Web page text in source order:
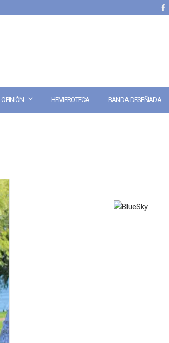
OPINIÓN HEMEROTECA BANDA DESEÑADA